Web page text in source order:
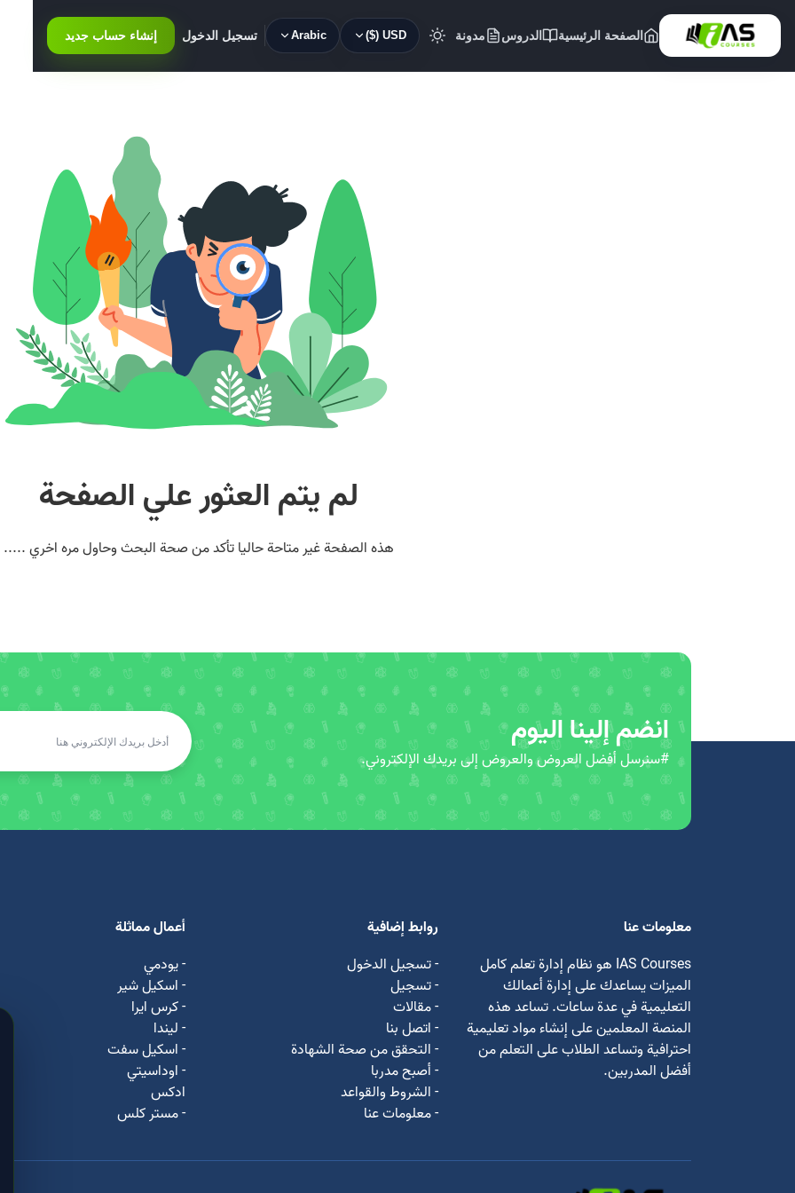
الصفحة الرئيسية الدروس مدونة USD ($)
Arabic تسجيل الدخول إنشاء حساب جديد
لم يتم العثور علي الصفحة
هذه الصفحة غير متاحة حاليا تأكد من صحة البحث وحاول مره اخري .....
انضم إلينا اليوم
#سنرسل أفضل العروض والعروض إلى بريدك الإلكتروني.
معلومات عنا
IAS Courses هو نظام إدارة تعلم كامل
الميزات يساعدك على إدارة أعمالك
التعليمية في عدة ساعات. تساعد هذه
المنصة المعلمين على إنشاء مواد تعليمية
احترافية وتساعد الطلاب على التعلم من
أفضل المدربين.
روابط إضافية
- تسجيل الدخول
- تسجيل
- مقالات
- اتصل بنا
- التحقق من صحة الشهادة
- أصبح مدربا
- الشروط والقواعد
- معلومات عنا
أعمال مماثلة
- يودمي
- اسکیل شیر
- كرس ايرا
- لیندا
- اسكيل سفت
- اوداسيتي
ادكس
- مستر كلس